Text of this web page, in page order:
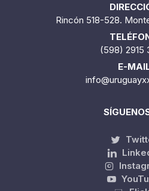
Rincón 518-528.
(598) 2915
E-